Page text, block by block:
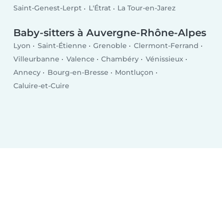
Saint-Genest-Lerpt
L'Étrat La Tour-en-Jarez
Baby-sitters à Auvergne-Rhône-Alpes
Lyon Saint-Étienne Grenoble
Clermont-Ferrand
Villeurbanne
Valence Chambéry
Vénissieux
Annecy
Bourg-en-Bresse
Montluçon
Caluire-et-Cuire